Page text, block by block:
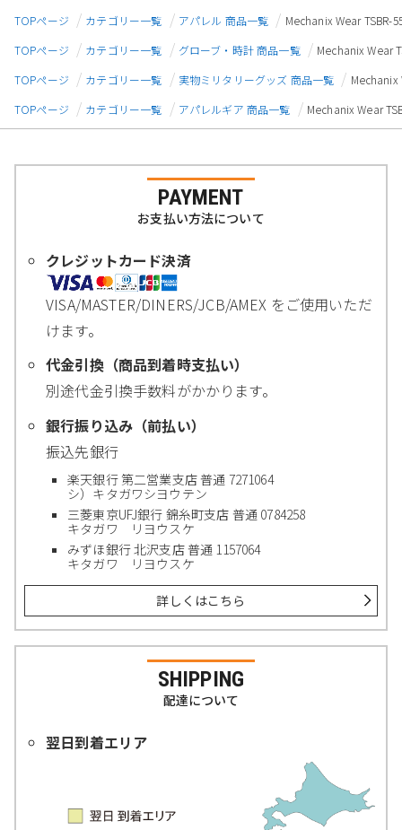
TOPページ
カテゴリー一覧 アパレル 商品一覧
Mechanix Wear TSBR-
TOPページ
カテゴリー一覧 グローブ・時計 商品一覧
Mechanix Wear
TOPページ
カテゴリー一覧 実物ミリタリーグッズ 商品一覧
Mechanix
TOPページ
カテゴリー一覧 アパレルギア 商品一覧 Mechanix Wear
PAYMENT
お支払い方法について
クレジットカード決済
VISA/MASTER/DINERS/JCB/AMEX をご使用いただ
けます。
代金引換（商品到着時支払い）
別途代金引換手数料がかかります。
銀行振り込み（前払い）
振込先銀行
楽天銀行 第二営業支店 普通 7271064
シ）キタガワシヨウテン
三菱東京UFJ銀行 錦糸町支店 普通 0784258
キタガワ リヨウスケ
みずほ銀行 北沢支店 普通 1157064
キタガワ リヨウスケ
詳しくはこちら
SHIPPING
配達について
翌日到着エリア